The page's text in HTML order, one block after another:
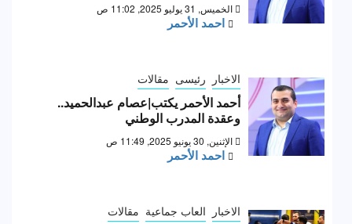
الخميس, 31 يوليو 2025, 11:02 ص
احمد الأحمر
الاخبار رئيسى مقالات
أحمد الأحمر يكتب|عصام عبدالحميد..
وعقدة المدرب الوطني
الإثنين, 30 يونيو 2025, 11:49 ص
احمد الأحمر
الاخبار العاب جماعية مقالات